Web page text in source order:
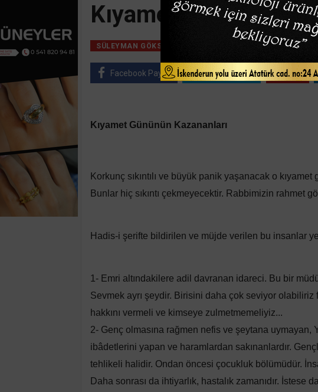
Kıyamet Gününün
SÜLEYMAN GÖKSU 24 Mart, 2026, Salı 09:27
Facebook Paylaş Twitter Paylaş Pinle
Kıyamet Gününün Kazananları
Korkunç sıkıntılı ve büyük panik yaşanacak o
Bunlar hiç sıkıntı çekmeyecektir. Rabbimizin rahmet
Hadis-i şerifte bildirilen ve müjde verilen bu insanlar
1- Emri altındakilere adil davranan idareci. Bu bir
Sevmek ayrı şeydir. Birisini daha çok seviyor olabiliriz
hakkını vermeli ve kimseye zulmetmemeliyiz...
2- Genç olmasına rağmen nefis ve şeytana uymayan,
ibâdetlerini yapan ve haramlardan sakınanlardır.
tehlikeli halidir. Ondan öncesi çocukluk bölümüdür.
Daha sonrası da ihtiyarlık, hastalık zamanıdır. İstese